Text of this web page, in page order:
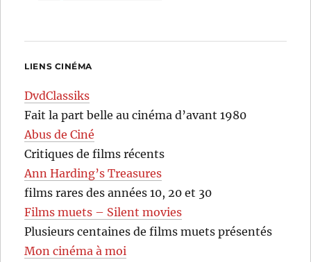
LIENS CINÉMA
DvdClassiks
Fait la part belle au cinéma d’avant 1980
Abus de Ciné
Critiques de films récents
Ann Harding’s Treasures
films rares des années 10, 20 et 30
Films muets – Silent movies
Plusieurs centaines de films muets présentés
Mon cinéma à moi